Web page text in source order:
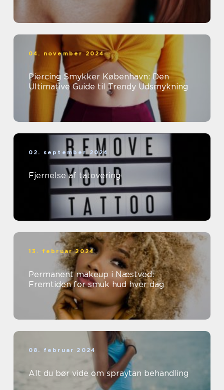
04. november 2024
Piercing Smykker København: Den
Ultimative Guide til Trendy Udsmykning
02. september 2024
Fjernelse af tatovering
13. februar 2024
Permanent makeup i Næstved:
Fremtiden for smuk hud hver dag
08. februar 2024
Alt du bør vide om spraytan behandling